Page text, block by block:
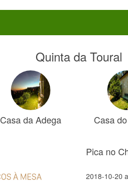
Quinta da Toural
Casa da Adega Casa
Pica no
2018-10-20 a